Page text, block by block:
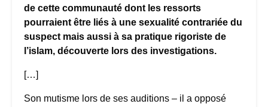
de cette communauté dont les ressorts
pourraient être liés à une sexualité contrariée du
suspect mais aussi à sa pratique rigoriste de
l’islam, découverte lors des investigations.
[…]
Son mutisme lors de ses auditions – il a opposé